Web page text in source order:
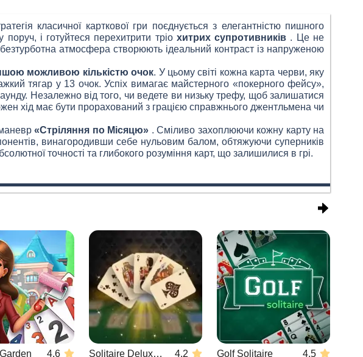
класичної карткової гри поєднується з елегантністю пишного
і готуйтеся перехитрити тріо хитрих супротивників . Це не
атмосфера створюють ідеальний контраст із напруженою
можливою кількістю очок. У цьому світі кожна карта черви, яку
тягар у 13 очок. Успіх вимагає майстерного «покерного фейсу»,
Незалежно від того, чи ведете ви низьку трефу, щоб залишатися
хід має бути прорахований з грацією справжнього джентльмена чи
маневр«Стріляння по Місяцю» . Сміливо захоплюючи кожну карту на
винагородивши себе нульовим балом, обтяжуючи суперників
точності та глибокого розуміння карт, що залишилися в грі.
4.6 Solitaire Deluxe Edition 4.2 Golf Solitaire 4.5